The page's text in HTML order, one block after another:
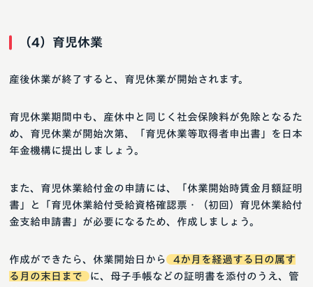
（4）育児休業
産後休業が終了すると、育児休業が開始されます。
育児休業期間中も、産休中と同じく社会保険料が免除となるた
め、育児休業が開始次第、「育児休業等取得者申出書」を日本
年金機構に提出しましょう。
また、育児休業給付金の申請には、「休業開始時賃金月額証明
書」と「育児休業給付受給資格確認票・（初回）育児休業給付
金支給申請書」が必要になるため、作成しましょう。
作成ができたら、休業開始日から
4か月を経過する日の属す
る月の末日まで
に、母子手帳などの証明書を添付のうえ、管